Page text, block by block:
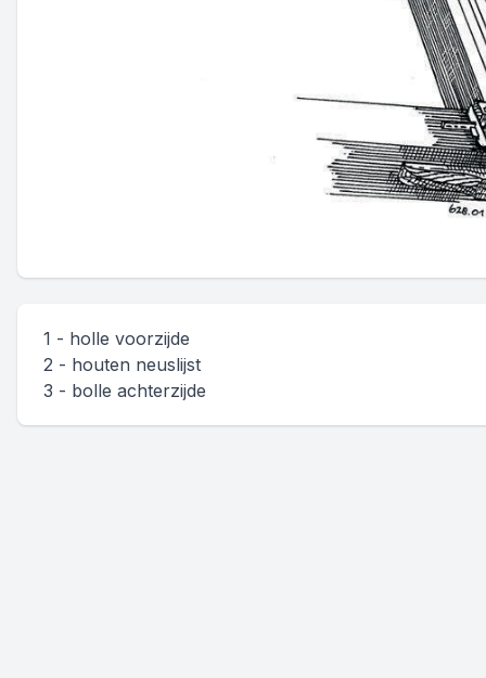
1 - holle voorzijde
2 - houten neuslijst
3 - bolle achterzijde